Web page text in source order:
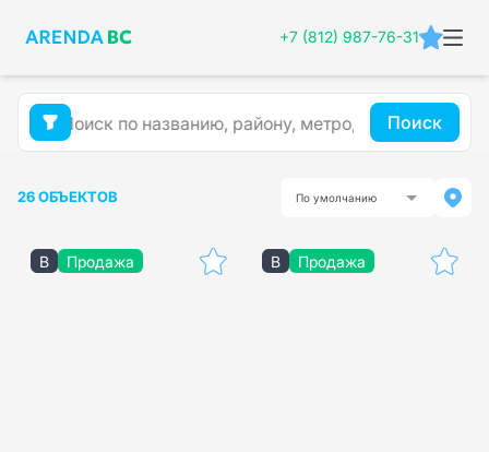
+7 (812) 987-76-31
Поиск
26 ОБЪЕКТОВ По умолчанию
B Продажа B Продажа